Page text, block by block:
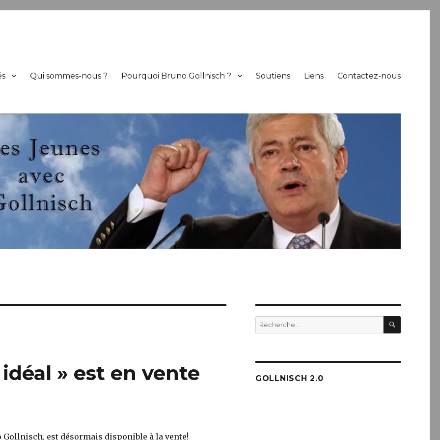
Qui sommes-nous ? Pourquoi Bruno Gollnisch ? Soutiens Liens Contactez-nous
» est en vente
est désormais disponible à la vente!
Recherche
pour :
GOLLNISCH 2.0